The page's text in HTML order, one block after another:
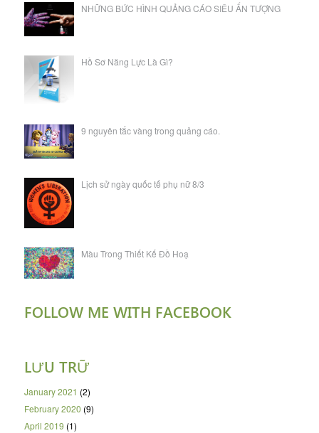
NHỮNG BỨC HÌNH QUẢNG CÁO SIÊU ẤN TƯỢNG
Hồ Sơ Năng Lực Là Gì?
9 nguyên tắc vàng trong quảng cáo.
Lịch sử ngày quốc tế phụ nữ 8/3
Màu Trong Thiết Kế Đồ Hoạ
FOLLOW ME WITH FACEBOOK
LƯU TRỮ
January 2021 (2)
February 2020 (9)
April 2019 (1)